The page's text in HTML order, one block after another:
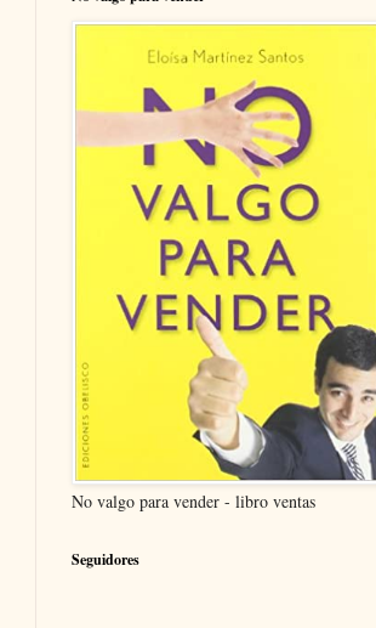
No valgo para vender - libro ventas
Seguidores